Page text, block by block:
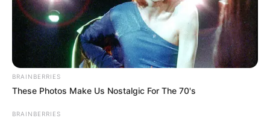
BRAINBERRIES
These Photos Make Us Nostalgic For The 70's
BRAINBERRIES